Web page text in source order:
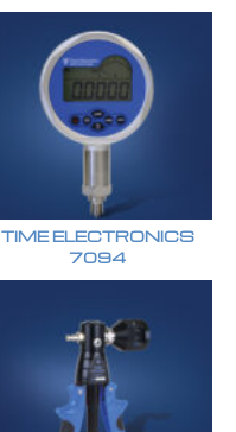
TIME ELECTRONICS
7094